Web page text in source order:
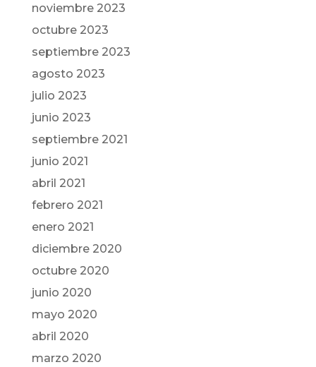
noviembre 2023
octubre 2023
septiembre 2023
agosto 2023
julio 2023
junio 2023
septiembre 2021
junio 2021
abril 2021
febrero 2021
enero 2021
diciembre 2020
octubre 2020
junio 2020
mayo 2020
abril 2020
marzo 2020